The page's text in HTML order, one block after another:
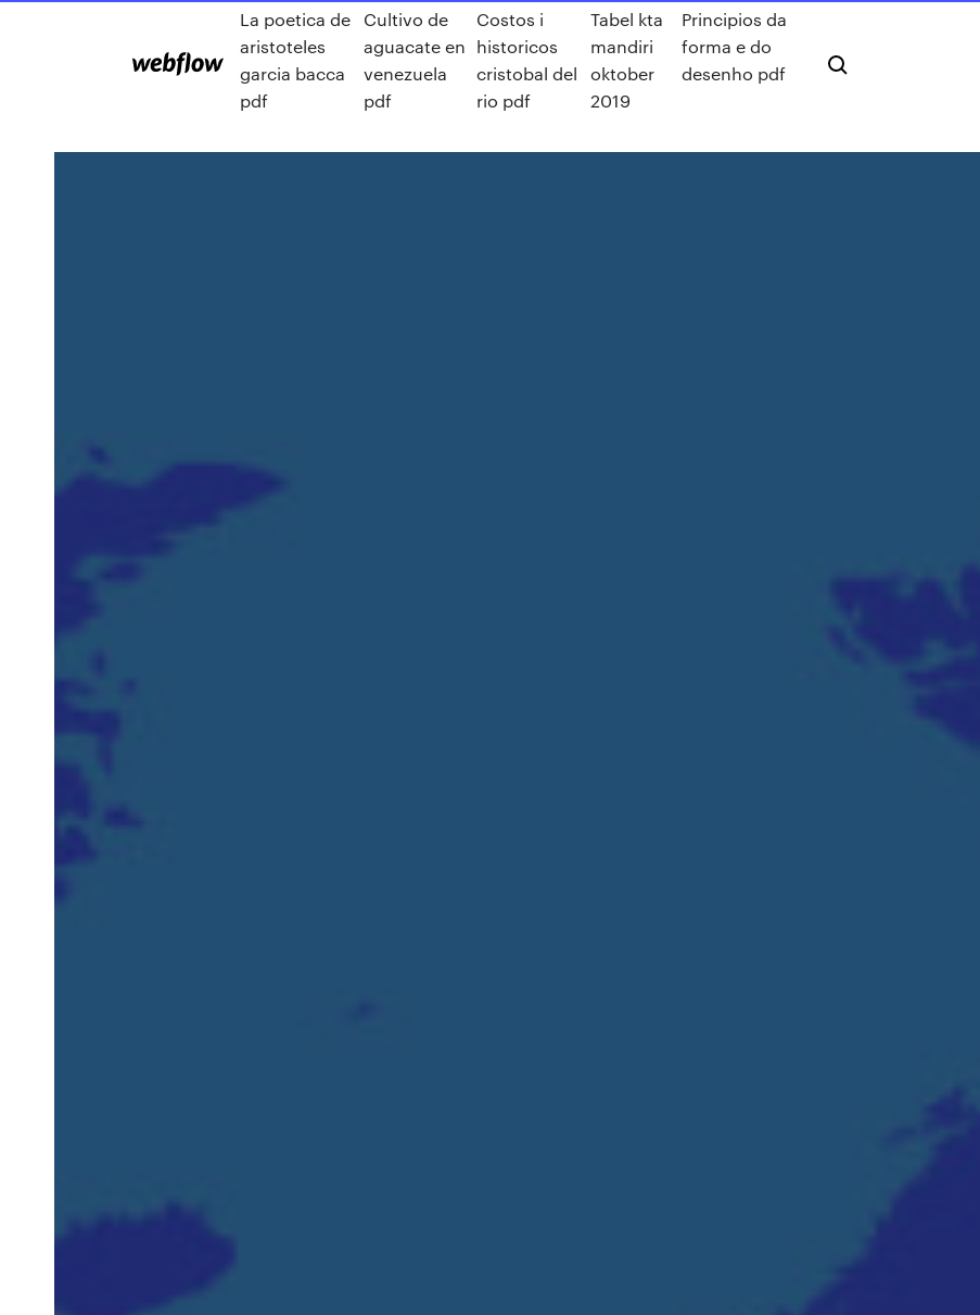
La poetica de
aristoteles
garcia bacca
pdf
Cultivo de
aguacate en
venezuela
pdf
Costos i
historicos
cristobal del
rio pdf
Tabel kta
mandiri
oktober
2019
Principios da
forma e do
desenho pdf